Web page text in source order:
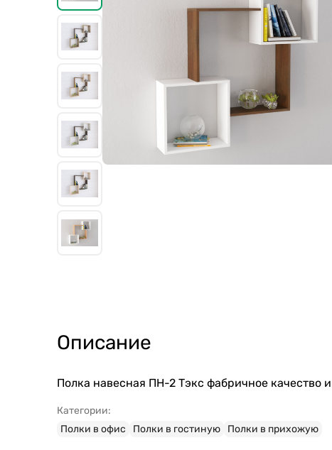
Описание
Полка навесная ПН-2 Тэкс фабричное качество
Категории:
Полки в офис
Полки в гостиную Полки в прихожую